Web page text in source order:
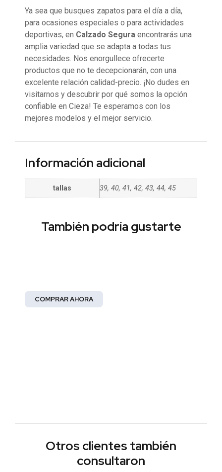
Ya sea que busques zapatos para el día a día,
para ocasiones especiales o para actividades
deportivas, en Calzado Segura encontrarás una
amplia variedad que se adapta a todas tus
necesidades. Nos enorgullece ofrecerte
productos que no te decepcionarán, con una
excelente relación calidad-precio. ¡No dudes en
visitarnos y descubrir por qué somos la opción
confiable en Cieza! Te esperamos con los
mejores modelos y el mejor servicio.
Información adicional
tallas 39, 40, 41, 42, 43, 44, 45
También podría gustarte
COMPRAR AHORA
Otros clientes también
consultaron